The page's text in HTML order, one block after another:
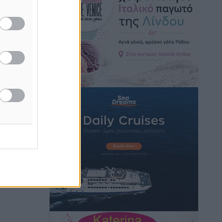
• πριν 4 ώρες
Γ. Χατζημάρκος: “Δύο μεγάλες
δεσμεύσεις Γεωργιάδη” – Κίνητρα για
τους γιατρούς των νησιών και
συνεργασία Ρόδου με το Αττικόν για το
Ακτινοθεραπευτικό
πριν 4 ώρες
Σούπερ μάρκετ: Διευρύνεται η εθνική
νέες συμμετοχές εταιρειών
Συνελήφθησαν έξι άτομα για
ηχορύπανση από καταστήματα στο
Νότιο Αιγαίο